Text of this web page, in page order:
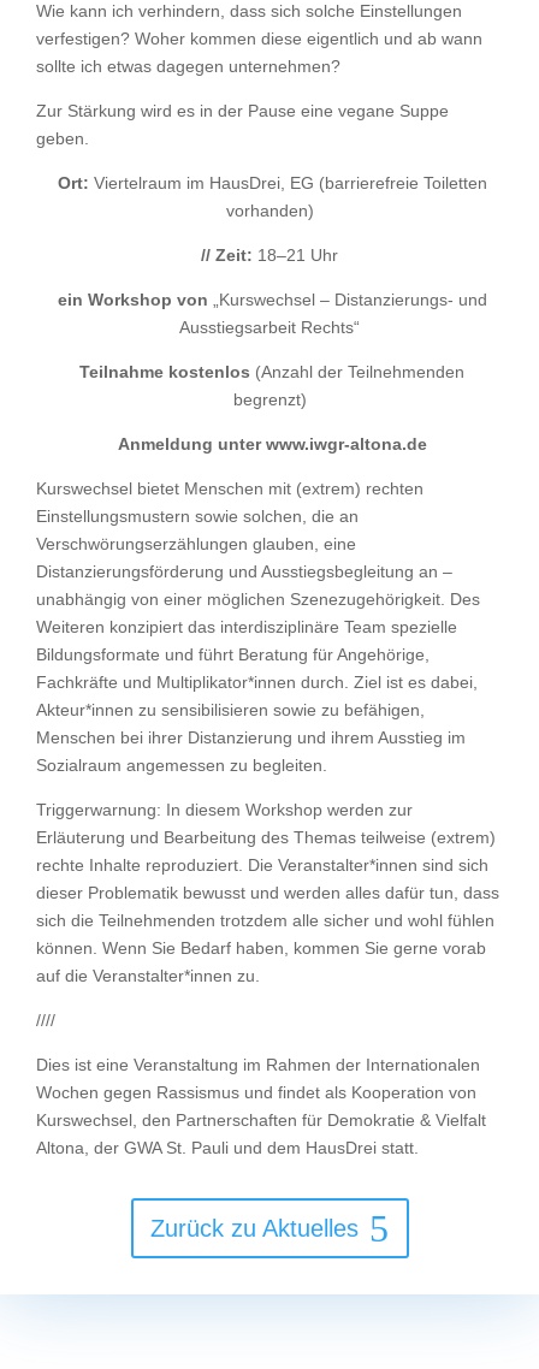
Wie kann ich verhindern, dass sich solche Einstellungen
verfestigen? Woher kommen diese eigentlich und ab wann
sollte ich etwas dagegen unternehmen?
Zur Stärkung wird es in der Pause eine vegane Suppe
geben.
Ort: Viertelraum im HausDrei, EG (barrierefreie Toiletten
vorhanden)
// Zeit: 18–21 Uhr
ein Workshop von „Kurswechsel – Distanzierungs- und
Ausstiegsarbeit Rechts“
Teilnahme kostenlos (Anzahl der Teilnehmenden
begrenzt)
Anmeldung unter www.iwgr-altona.de
Kurswechsel bietet Menschen mit (extrem) rechten
Einstellungsmustern sowie solchen, die an
Verschwörungserzählungen glauben, eine
Distanzierungsförderung und Ausstiegsbegleitung an –
unabhängig von einer möglichen Szenezugehörigkeit. Des
Weiteren konzipiert das interdisziplinäre Team spezielle
Bildungsformate und führt Beratung für Angehörige,
Fachkräfte und Multiplikator*innen durch. Ziel ist es dabei,
Akteur*innen zu sensibilisieren sowie zu befähigen,
Menschen bei ihrer Distanzierung und ihrem Ausstieg im
Sozialraum angemessen zu begleiten.
Triggerwarnung: In diesem Workshop werden zur
Erläuterung und Bearbeitung des Themas teilweise (extrem)
rechte Inhalte reproduziert. Die Veranstalter*innen sind sich
dieser Problematik bewusst und werden alles dafür tun, dass
sich die Teilnehmenden trotzdem alle sicher und wohl fühlen
können. Wenn Sie Bedarf haben, kommen Sie gerne vorab
auf die Veranstalter*innen zu.
////
Dies ist eine Veranstaltung im Rahmen der Internationalen
Wochen gegen Rassismus und findet als Kooperation von
Kurswechsel, den Partnerschaften für Demokratie & Vielfalt
Altona, der GWA St. Pauli und dem HausDrei statt.
Zurück zu Aktuelles
Telefon
E-Mail